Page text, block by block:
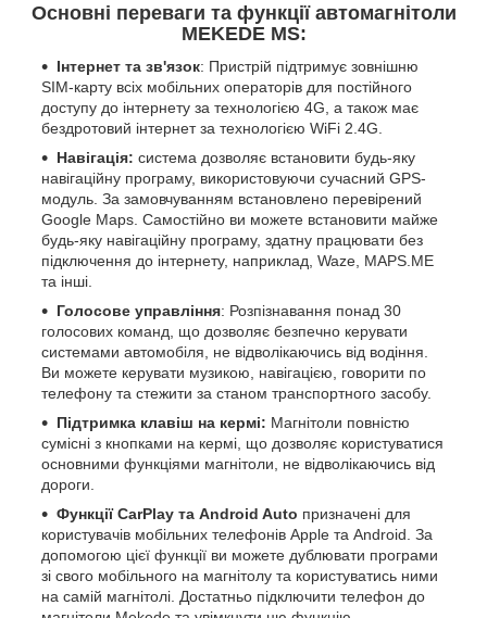
Основні переваги та функції автомагнітоли
MEKEDE MS:
Інтернет та зв'язок: Пристрій підтримує зовнішню
SIM-карту всіх мобільних операторів для постійного
доступу до інтернету за технологією 4G, а також має
бездротовий інтернет за технологією WiFi 2.4G.
Навігація: система дозволяє встановити будь-яку
навігаційну програму, використовуючи сучасний GPS-
модуль. За замовчуванням встановлено перевірений
Google Maps. Самостійно ви можете встановити майже
будь-яку навігаційну програму, здатну працювати без
підключення до інтернету, наприклад, Waze, MAPS.ME
та інші.
Голосове управління: Розпізнавання понад 30
голосових команд, що дозволяє безпечно керувати
системами автомобіля, не відволікаючись від водіння.
Ви можете керувати музикою, навігацією, говорити по
телефону та стежити за станом транспортного засобу.
Підтримка клавіш на кермі: Магнітоли повністю
сумісні з кнопками на кермі, що дозволяє користуватися
основними функціями магнітоли, не відволікаючись від
дороги.
Функції CarPlay та Android Auto призначені для
користувачів мобільних телефонів Apple та Android. За
допомогою цієї функції ви можете дублювати програми
зі свого мобільного на магнітолу та користуватись ними
на самій магнітолі. Достатньо підключити телефон до